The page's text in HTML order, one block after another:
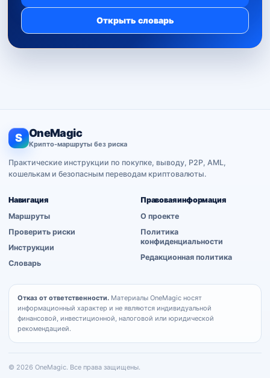
Открыть словарь
S OneMagic
Крипто-маршруты без риска
Практические инструкции по покупке, выводу, P2P, AML,
кошелькам и безопасным переводам криптовалюты.
Навигация
Маршруты
Проверить риски
Инструкции
Словарь
Правовая информация
О проекте
Политика
конфиденциальности
Редакционная политика
Отказ от ответственности. Материалы OneMagic носят
информационный характер и не являются индивидуальной
финансовой, инвестиционной, налоговой или юридической
рекомендацией.
© 2026 OneMagic. Все права защищены.